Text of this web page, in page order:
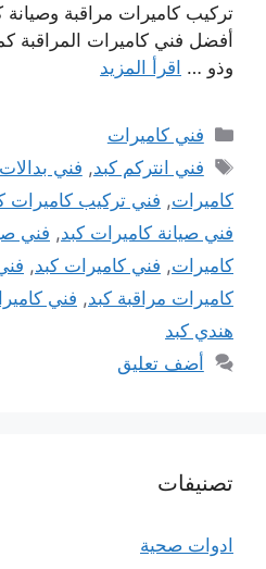
تركيب كاميرات مراقبة وصيانة
أفضل فني كاميرات المراقبة
وذو … اقرأ المزيد
التصنيفات
فني كاميرات
الوسوم
فني انتركم كبد, فني
كاميرات, فني تركيب كاميرات
فني صيانة كاميرات كبد, فني
كاميرات, فني كاميرات كبد,
كاميرات مراقبة كبد, فني
هندي كبد
أضف تعليق
تصنيفات
ادوات صحية